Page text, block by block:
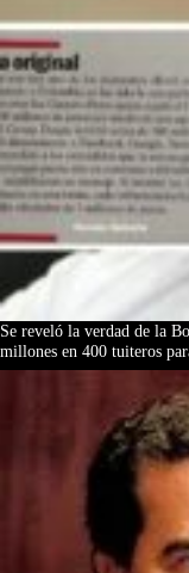
Se reveló la verdad de la
millones en 400 tuiteros